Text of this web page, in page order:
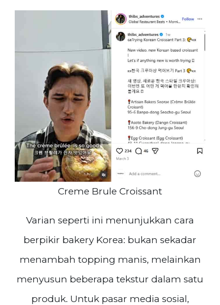
Creme Brule Croissant
Varian seperti ini menunjukkan cara
berpikir bakery Korea: bukan sekadar
menambah topping manis, melainkan
menyusun beberapa tekstur dalam satu
produk. Untuk pasar media sosial,